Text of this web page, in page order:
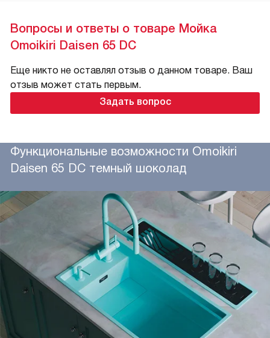
Вопросы и ответы о товаре Мойка
Omoikiri Daisen 65 DC
Еще никто не оставлял отзыв о данном товаре. Ваш
отзыв может стать первым.
Задать вопрос
Функциональные возможности Omoikiri
Daisen 65 DC темный шоколад